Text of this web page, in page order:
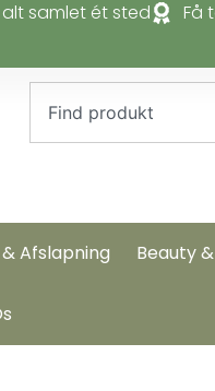
samlet ét sted Få
Afslapning Beauty